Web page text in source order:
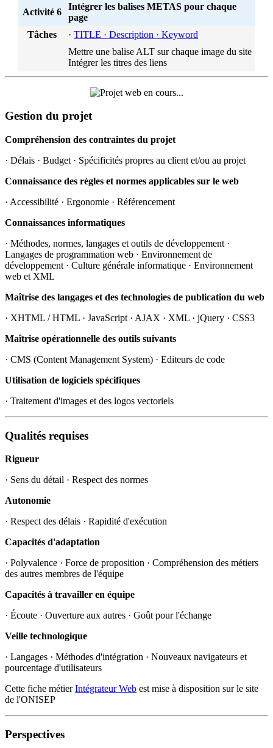
Activité 6
Intégrer les balises METAS pour chaque
page
Tâches
· TITLE · Description · Keyword
Mettre une balise ALT sur chaque image du site
Intégrer les titres des liens
Gestion du projet
Compréhension des contraintes du projet
· Délais · Budget · Spécificités propres au client et/ou au projet
Connaissance des règles et normes applicables sur le web
· Accessibilité · Ergonomie · Référencement
Connaissances informatiques
· Méthodes, normes, langages et outils de développement ·
Langages de programmation web · Environnement de
développement · Culture générale informatique · Environnement
web et XML
Maîtrise des langages et des technologies de publication du web
· XHTML / HTML · JavaScript · AJAX · XML · jQuery · CSS3
Maîtrise opérationnelle des outils suivants
· CMS (Content Management System) · Editeurs de code
Utilisation de logiciels spécifiques
· Traitement d'images et des logos vectoriels
Qualités requises
Rigueur
· Sens du détail · Respect des normes
Autonomie
· Respect des délais · Rapidité d'exécution
Capacités d'adaptation
· Polyvalence · Force de proposition · Compréhension des métiers
des autres membres de l'équipe
Capacités à travailler en équipe
· Écoute · Ouverture aux autres · Goût pour l'échange
Veille technologique
· Langages · Méthodes d'intégration · Nouveaux navigateurs et
pourcentage d'utilisateurs
Cette fiche métierIntégrateur Web est mise à disposition sur le site
de l'ONISEP
Perspectives